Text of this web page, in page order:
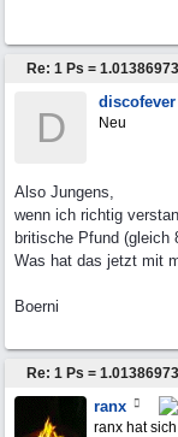
D
discofever
Neu
Also Jungens,
wenn ich richtig
britische Pfund (gleich
Was hat das jetzt mit
Boerni
ranx
ranx hat